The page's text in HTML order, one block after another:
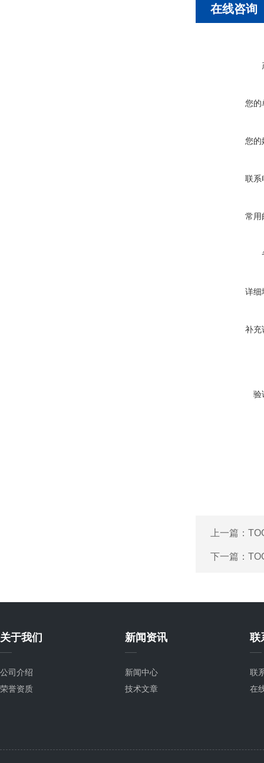
在线咨询
您的
您的
联系
常用
详细
补充
验
上一篇：
下一篇：
关于我们
公司介绍
荣誉资质
新闻资讯
新闻中心
技术文章
联
联
在